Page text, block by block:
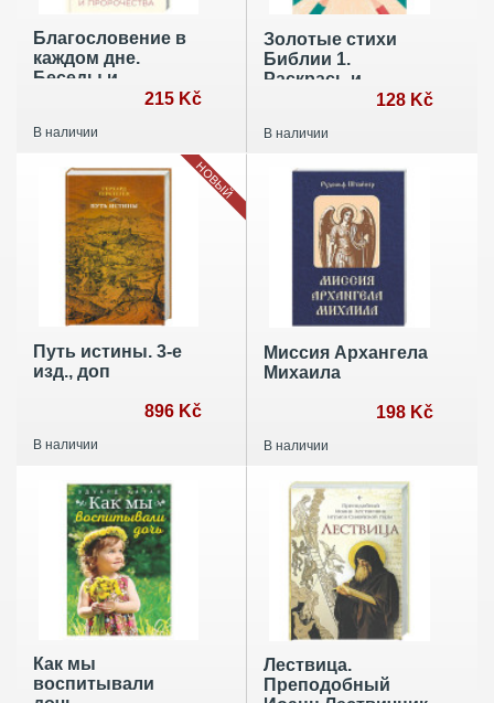
Благословение в
каждом дне.
Беседы и
пророчества215 Kč
В наличии
Золотые стихи
Библии 1.
Раскрась и
128 Kč
В наличии
Путь истины. 3-е
изд., доп
896 Kč
В наличии
НОВЫЙ
Миссия Архангела
Михаила
198 Kč
В наличии
Как мы
воспитывали
Лествица.
Преподобный